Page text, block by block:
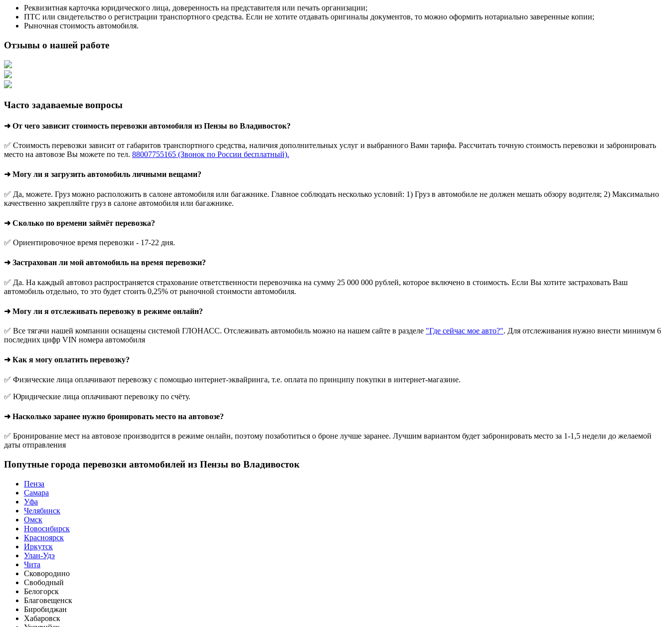
Реквизитная карточка юридического лица, доверенность на представителя или печать организации;
ПТС или свидетельство о регистрации транспортного средства. Если не хотите отдавать оригиналы документов, то можно оформить нотариально заверенные копии;
Рыночная стоимость автомобиля.
Отзывы о нашей работе
Часто задаваемые вопросы
➜ От чего зависит стоимость перевозки автомобиля из Пензы во Владивосток?
✅ Стоимость перевозки зависит от габаритов транспортного средства, наличия дополнительных услуг и выбранного Вами тарифа. Рассчитать точную стоимость перевозки и забронировать
место на автовозе Вы можете по тел. 88007755165 (Звонок по России бесплатный).
➜ Могу ли я загрузить автомобиль личными вещами?
✅ Да, можете. Груз можно расположить в салоне автомобиля или багажнике. Главное соблюдать несколько условий: 1) Груз в автомобиле не должен мешать обзору водителя; 2) Максимально
качественно закрепляйте груз в салоне автомобиля или багажнике.
➜ Сколько по времени займёт перевозка?
✅ Ориентировочное время перевозки - 17-22 дня.
➜ Застрахован ли мой автомобиль на время перевозки?
✅ Да. На каждый автовоз распространяется страхование ответственности перевозчика на сумму 25 000 000 рублей, которое включено в стоимость. Если Вы хотите застраховать Ваш
автомобиль отдельно, то это будет стоить 0,25% от рыночной стоимости автомобиля.
➜ Могу ли я отслеживать перевозку в режиме онлайн?
✅ Все тягачи нашей компании оснащены системой ГЛОНАСС. Отслеживать автомобиль можно на нашем сайте в разделе "Где сейчас мое авто?". Для отслеживания нужно внести минимум 6
последних цифр VIN номера автомобиля
➜ Как я могу оплатить перевозку?
✅ Физические лица оплачивают перевозку с помощью интернет-эквайринга, т.е. оплата по принципу покупки в интернет-магазине.
✅ Юридические лица оплачивают перевозку по счёту.
➜ Насколько заранее нужно бронировать место на автовозе?
✅ Бронирование мест на автовозе производится в режиме онлайн, поэтому позаботиться о броне лучше заранее. Лучшим вариантом будет забронировать место за 1-1,5 недели до желаемой
даты отправления
Попутные города перевозки автомобилей из Пензы во Владивосток
Пенза
Самара
Уфа
Челябинск
Омск
Новосибирск
Красноярск
Иркутск
Улан-Удэ
Чита
Сковородино
Свободный
Белогорск
Благовещенск
Биробиджан
Хабаровск